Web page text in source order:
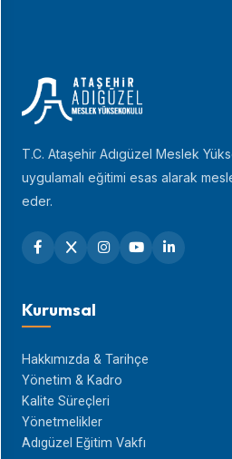
T.C. Ataşehir Adıgüzel Meslek
uygulamalı eğitimi esas alarak
eder.
Kurumsal
Hakkımızda & Tarihçe
Yönetim & Kadro
Kalite Süreçleri
Yönetmelikler
Adıgüzel Eğitim Vakfı